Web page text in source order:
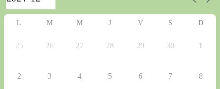
L M M J V S D
25 26 27 28 29 30 1
2 3 4 5 6 7 8